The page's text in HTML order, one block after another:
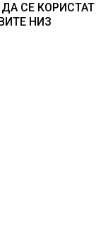
СЕ КОРИСТАТ
НИЗ